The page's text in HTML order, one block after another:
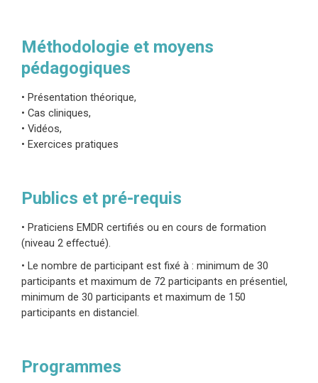
centres émotionnels du sous-cortex ne font pas
la différence entre les perceptions internes et
La technique du scénario réparateur peut faire
l’objet d’un protocole EMDR spécifique, mais le
plus souvent, elle s’impose au cours d’une
Méthodologie et moyens
pédagogiques
• Présentation théorique,
• Cas cliniques,
• Vidéos,
• Exercices pratiques
Publics et pré-requis
• Praticiens EMDR certifiés ou en cours de formation
(niveau 2 effectué).
• Le nombre de participant est fixé à : minimum de 30
participants et maximum de 72 participants en présentiel,
minimum de 30 participants et maximum de 150
participants en distanciel.
Programmes